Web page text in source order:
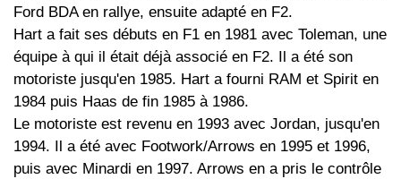
Ford BDA en rallye, ensuite adapté en F2.
Hart a fait ses débuts en F1 en 1981 avec Toleman, une
équipe à qui il était déjà associé en F2. Il a été son
motoriste jusqu'en 1985. Hart a fourni RAM et Spirit en
1984 puis Haas de fin 1985 à 1986.
Le motoriste est revenu en 1993 avec Jordan, jusqu'en
1994. Il a été avec Footwork/Arrows en 1995 et 1996,
puis avec Minardi en 1997. Arrows en a pris le contrôle